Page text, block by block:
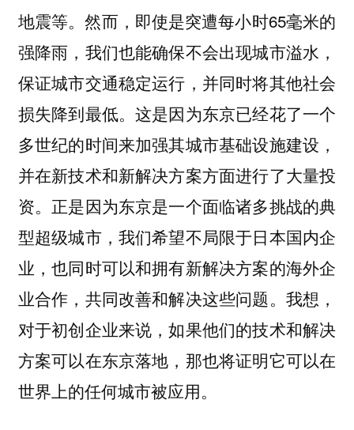
地震等。然而，即使是突遭每小时65毫米的
强降雨，我们也能确保不会出现城市溢水，
保证城市交通稳定运行，并同时将其他社会
损失降到最低。这是因为东京已经花了一个
多世纪的时间来加强其城市基础设施建设，
并在新技术和新解决方案方面进行了大量投
资。正是因为东京是一个面临诸多挑战的典
型超级城市，我们希望不局限于日本国内企
业，也同时可以和拥有新解决方案的海外企
业合作，共同改善和解决这些问题。 我想，
对于初创企业来说，如果他们的技术和解决
方案可以在东京落地，那也将证明它可以在
世界上的任何城市被应用。